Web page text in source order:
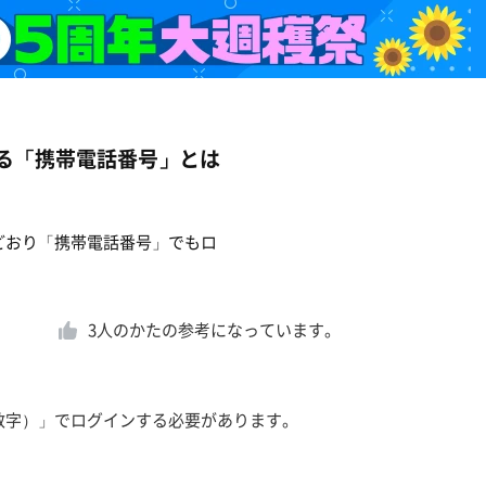
「携帯電話番号」とは
り「携帯電話番号」でもロ
3人のかたの参考になっています。
）」でログインする必要があります。